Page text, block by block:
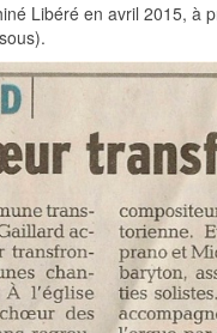
Libéré en avril 2015, à